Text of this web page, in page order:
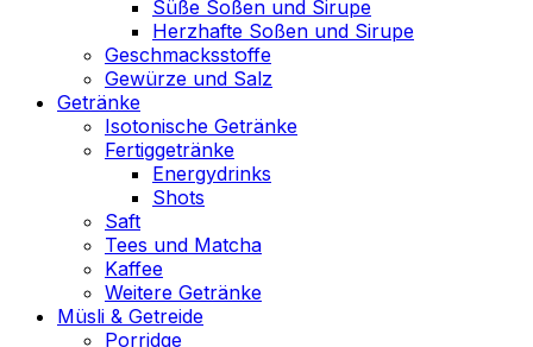
Süße Soßen und Sirupe
Herzhafte Soßen und Sirupe
Geschmacksstoffe
Gewürze und Salz
Getränke
Isotonische Getränke
Fertiggetränke
Energydrinks
Shots
Saft
Tees und Matcha
Kaffee
Weitere Getränke
Müsli & Getreide
Porridge